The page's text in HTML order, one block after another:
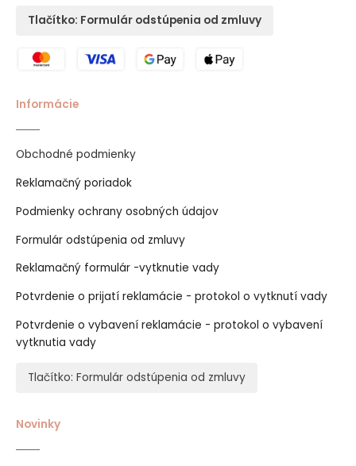
Tlačítko: Formulár odstúpenia od zmluvy
Informácie
Obchodné podmienky
Reklamačný poriadok
Podmienky ochrany osobných údajov
Formulár odstúpenia od zmluvy
Reklamačný formulár -vytknutie vady
Potvrdenie o prijatí reklamácie - protokol o vytknutí vady
Potvrdenie o vybavení reklamácie - protokol o vybavení
vytknutia vady
Tlačítko: Formulár odstúpenia od zmluvy
Novinky